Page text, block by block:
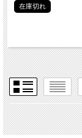
在庫切れ